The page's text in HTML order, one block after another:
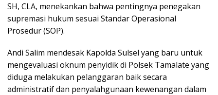
SH, CLA, menekankan bahwa pentingnya penegakan
supremasi hukum sesuai Standar Operasional
Prosedur (SOP).
Andi Salim mendesak Kapolda Sulsel yang baru untuk
mengevaluasi oknum penyidik di Polsek Tamalate yang
diduga melakukan pelanggaran baik secara
administratif dan penyalahgunaan kewenangan dalam